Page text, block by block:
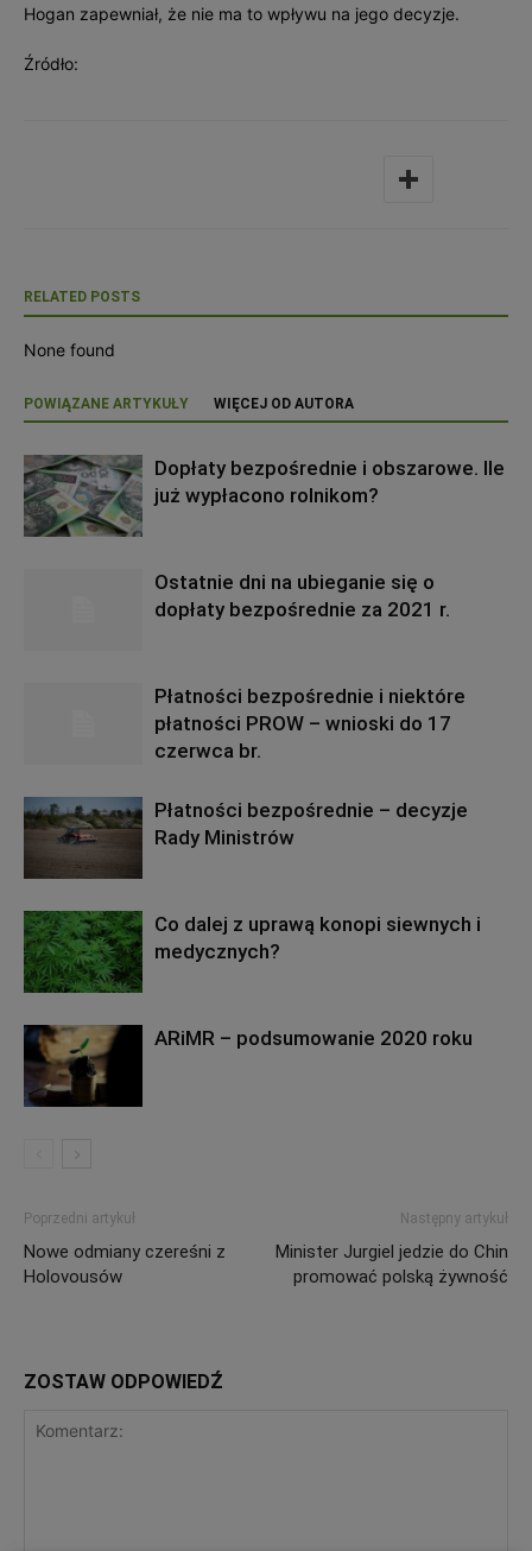
Hogan zapewniał, że nie ma to wpływu na jego decyzje.
Źródło:
RELATED POSTS
None found
POWIĄZANE ARTYKUŁY WIĘCEJ OD AUTORA
Dopłaty bezpośrednie i obszarowe. Ile
już wypłacono rolnikom?
Ostatnie dni na ubieganie się o
dopłaty bezpośrednie za 2021 r.
Płatności bezpośrednie i niektóre
płatności PROW – wnioski do 17
czerwca br.
Płatności bezpośrednie – decyzje
Rady Ministrów
Co dalej z uprawą konopi siewnych i
medycznych?
ARiMR – podsumowanie 2020 roku
Poprzedni artykuł
Nowe odmiany czereśni z
Holovousów
Następny artykuł
Minister Jurgiel jedzie do Chin
promować polską żywność
ZOSTAW ODPOWIEDŹ